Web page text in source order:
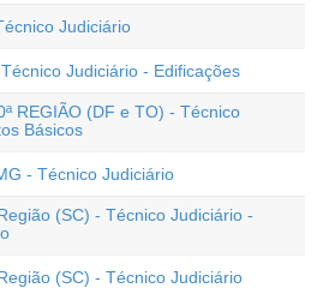
Judiciário
Judiciário - Edificações
REGIÃO (DF e TO) - Técnico
Básicos
- Técnico Judiciário
(SC) - Técnico Judiciário -
(SC) - Técnico Judiciário